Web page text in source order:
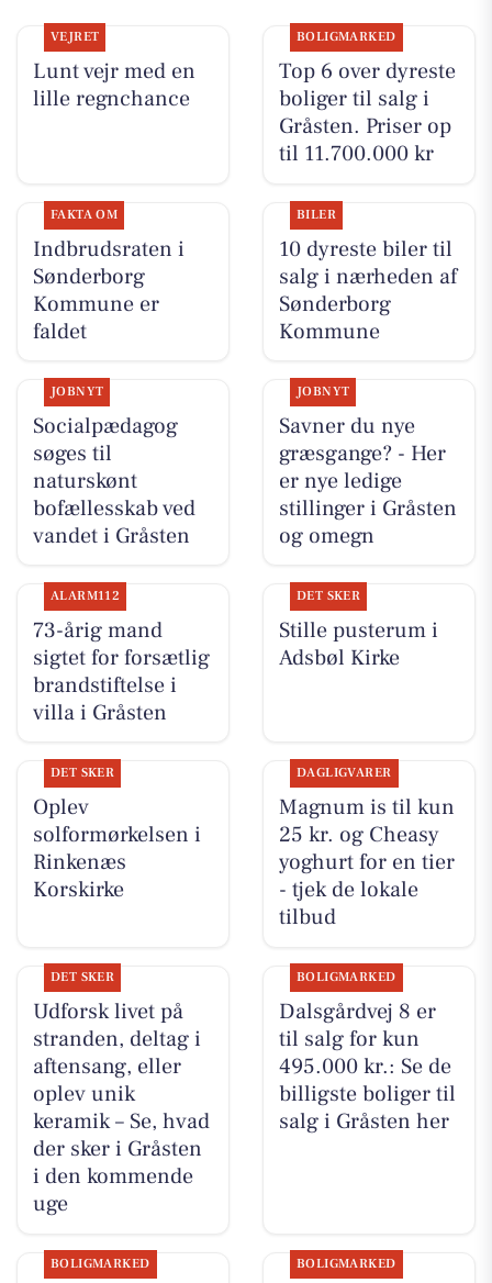
VEJRET
Lunt vejr med en
lille regnchance
BOLIGMARKED
Top 6 over dyreste
boliger til salg i
Gråsten. Priser op
til 11.700.000 kr
FAKTA OM
Indbrudsraten i
Sønderborg
Kommune er
faldet
BILER
10 dyreste biler til
salg i nærheden af
Sønderborg
Kommune
JOBNYT
Socialpædagog
søges til
naturskønt
bofællesskab ved
vandet i Gråsten
JOBNYT
Savner du nye
græsgange? - Her
er nye ledige
stillinger i Gråsten
og omegn
ALARM112
73-årig mand
sigtet for forsætlig
brandstiftelse i
villa i Gråsten
DET SKER
Stille pusterum i
Adsbøl Kirke
DET SKER
Oplev
solformørkelsen i
Rinkenæs
Korskirke
DAGLIGVARER
Magnum is til kun
25 kr. og Cheasy
yoghurt for en tier
- tjek de lokale
tilbud
DET SKER
Udforsk livet på
stranden, deltag i
aftensang, eller
oplev unik
keramik – Se, hvad
der sker i Gråsten
i den kommende
uge
BOLIGMARKED
Dalsgårdvej 8 er
til salg for kun
495.000 kr.: Se de
billigste boliger til
salg i Gråsten her
BOLIGMARKED BOLIGMARKED